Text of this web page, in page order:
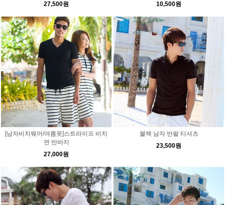
27,500원
10,500원
[남자비치웨어/여름옷]스트라이프 비치
면 반바지
27,000원
블랙 남자 반팔 티셔츠
23,500원